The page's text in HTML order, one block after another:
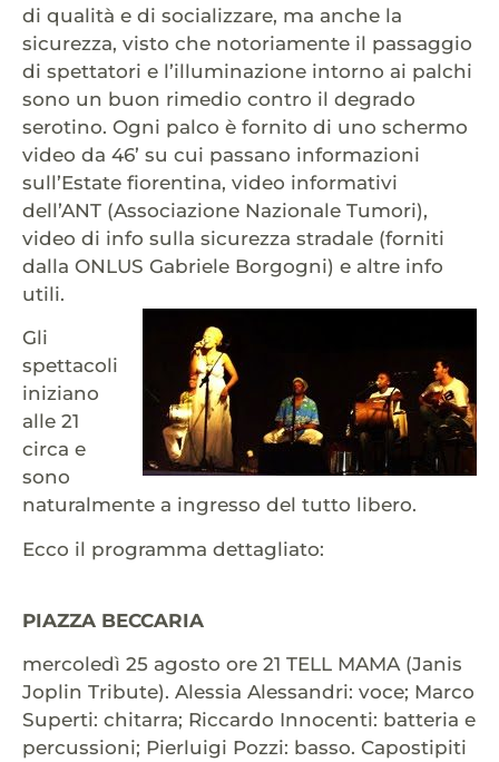
di qualità e di socializzare, ma anche la
sicurezza, visto che notoriamente il passaggio
di spettatori e l’illuminazione intorno ai palchi
sono un buon rimedio contro il degrado
serotino. Ogni palco è fornito di uno schermo
video da 46’ su cui passano informazioni
sull’Estate fiorentina, video informativi
dell’ANT (Associazione Nazionale Tumori),
video di info sulla sicurezza stradale (forniti
dalla ONLUS Gabriele Borgogni) e altre info
utili.
Gli
spettacoli
iniziano
alle 21
circa e
sono
naturalmente a ingresso del tutto libero.
Ecco il programma dettagliato:
PIAZZA BECCARIA
mercoledì 25 agosto ore 21 TELL MAMA (Janis
Joplin Tribute). Alessia Alessandri: voce; Marco
Superti: chitarra; Riccardo Innocenti: batteria e
percussioni; Pierluigi Pozzi: basso. Capostipiti